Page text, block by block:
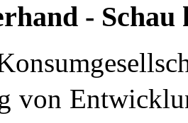
-
von